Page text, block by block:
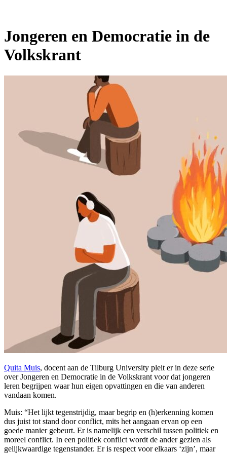
Jongeren en Democratie in de
Volkskrant
Quita Muis, docent aan de Tilburg University pleit er in deze serie
over Jongeren en Democratie in de Volkskrant voor dat jongeren
leren begrijpen waar hun eigen opvattingen en die van anderen
vandaan komen.
Muis: “Het lijkt tegenstrijdig, maar begrip en (h)erkenning komen
dus juist tot stand door conflict, mits het aangaan ervan op een
goede manier gebeurt. Er is namelijk een verschil tussen politiek en
moreel conflict. In een politiek conflict wordt de ander gezien als
gelijkwaardige tegenstander. Er is respect voor elkaars ‘zijn’, maar